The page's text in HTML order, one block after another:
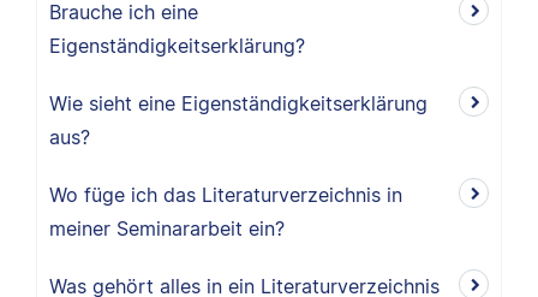
Brauche ich eine
Eigenständigkeitserklärung?
Wie sieht eine Eigenständigkeitserklärung
aus?
Wo füge ich das Literaturverzeichnis in
meiner Seminararbeit ein?
Was gehört alles in ein Literaturverzeichnis